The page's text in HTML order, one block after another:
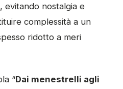
evitando nostalgia e
complessità a un
ridotto a meri
“Dai menestrelli agli